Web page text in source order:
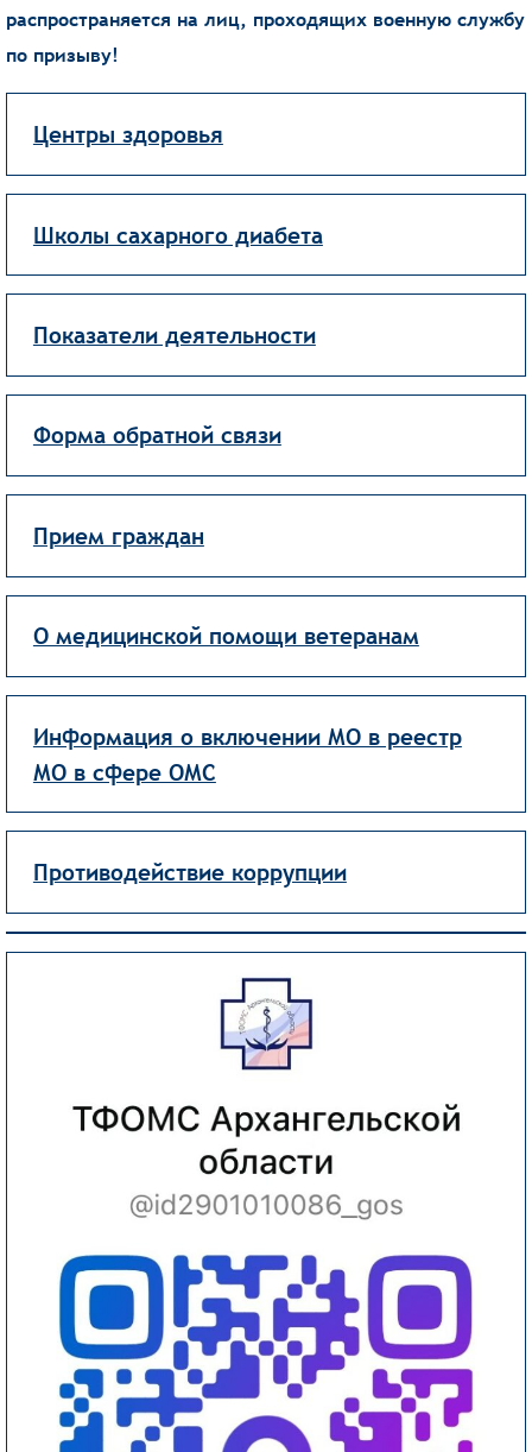
распространяется на лиц, проходящих военную службу
по призыву!
Центры здоровья
Школы сахарного диабета
Показатели деятельности
Форма обратной связи
Прием граждан
О медицинской помощи ветеранам
Информация о включении МО в реестр
МО в сфере ОМС
Противодействие коррупции